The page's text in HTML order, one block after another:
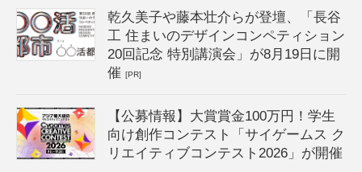
乾久美子や藤本壮介らが登壇、「長谷
工 住まいのデザインコンペティション
20回記念 特別講演会」が8月19日に開
催[PR]
【公募情報】大賞賞金100万円！学生
向け創作コンテスト「サイゲームス ク
リエイティブコンテスト2026」が開催